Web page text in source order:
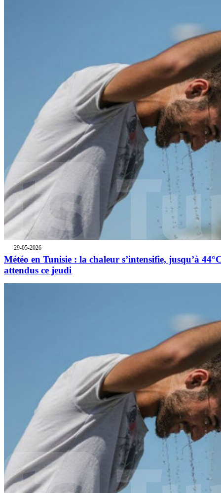
29-05-2026
Météo en Tunisie : la chaleur s’intensifie, jusqu’à
attendus ce jeudi